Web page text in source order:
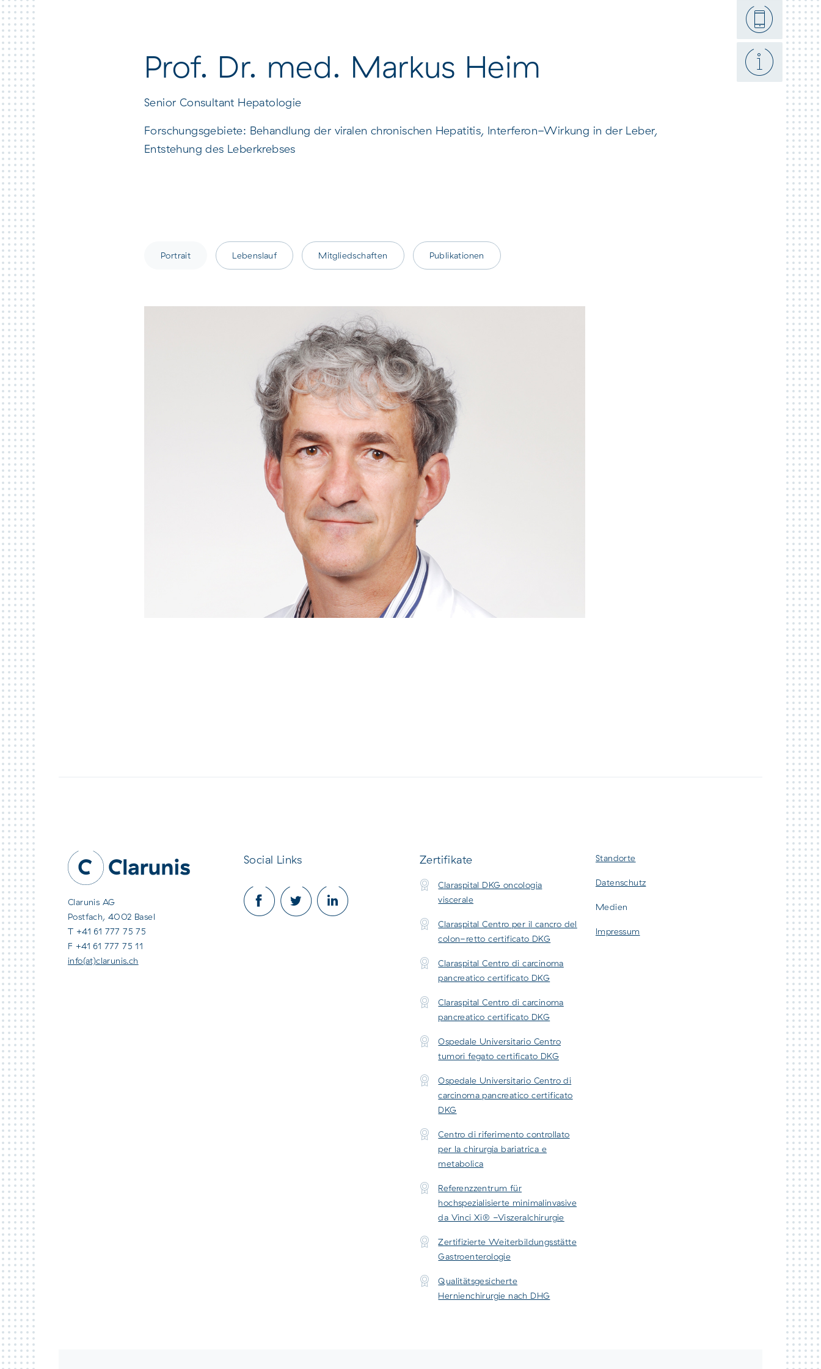
Prof. Dr. med. Markus Heim
Senior Consultant Hepatologie
Forschungsgebiete: Behandlung der viralen chronischen Hepatitis, Interferon-Wirkung in der Leber,
Entstehung des Leberkrebses
Portrait Lebenslauf Mitgliedschaften Publikationen
Clarunis AG
Postfach, 4002 Basel
T +41 61 777 75 75
F +41 61 777 75 11
info(at)clarunis.ch
Social Links Zertifikate
Claraspital DKG oncologia
viscerale
Claraspital Centro per il cancro del
colon-retto certificato DKG
Claraspital Centro di carcinoma
pancreatico certificato DKG
Claraspital Centro di carcinoma
pancreatico certificato DKG
Ospedale Universitario Centro
tumori fegato certificato DKG
Ospedale Universitario Centro di
carcinoma pancreatico certificato
DKG
Centro di riferimento controllato
per la chirurgia bariatrica e
metabolica
Referenzzentrum für
hochspezialisierte minimalinvasive
da Vinci Xi® -Viszeralchirurgie
Zertifizierte Weiterbildungsstätte
Gastroenterologie
Qualitätsgesicherte
Hernienchirurgie nach DHG
Standorte
Datenschutz
Medien
Impressum